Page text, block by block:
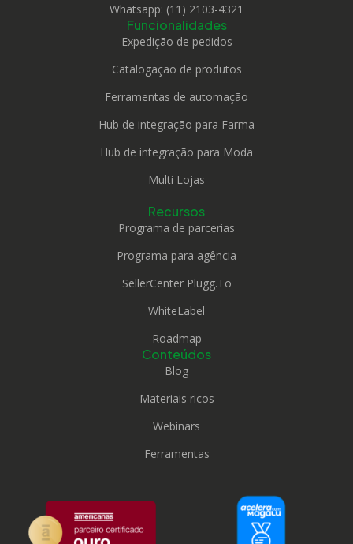
Whatsapp: (11) 2103-4321
Funcionalidades
Expedição de pedidos
Catalogação de produtos
Ferramentas de automação
Hub de integração para Farma
Hub de integração para Moda
Multi Lojas
Recursos
Programa de parcerias
Programa para agência
SellerCenter Plugg.To
WhiteLabel
Roadmap
Conteúdos
Blog
Materiais ricos
Webinars
Ferramentas